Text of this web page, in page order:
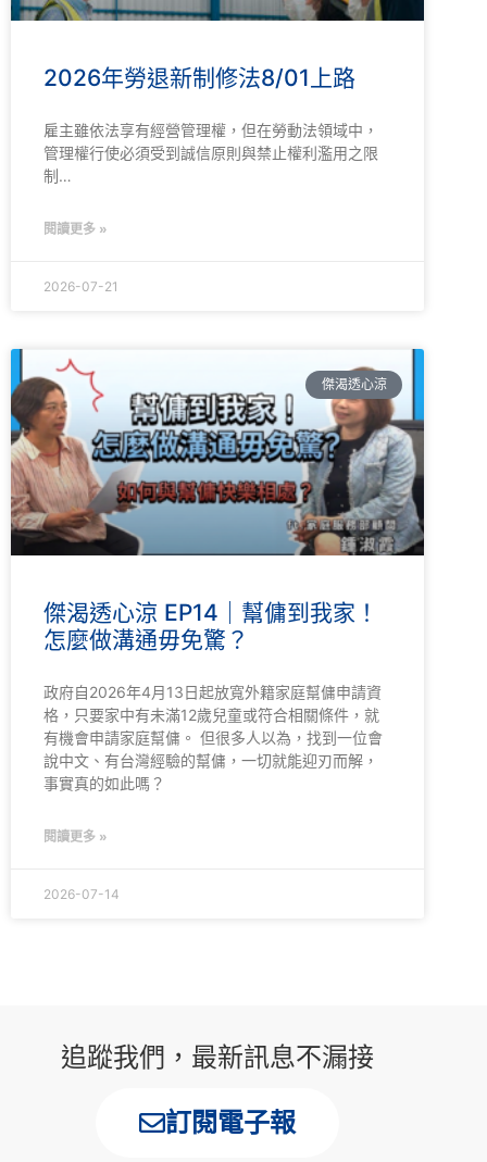
2026年勞退新制修法8/01上路
雇主雖依法享有經營管理權，但在勞動法領域中，
管理權行使必須受到誠信原則與禁止權利濫用之限
制…
閱讀更多 »
2026-07-21
傑渴透心涼
傑渴透心涼 EP14｜幫傭到我家！
怎麼做溝通毋免驚？
政府自2026年4月13日起放寬外籍家庭幫傭申請資
格，只要家中有未滿12歲兒童或符合相關條件，就
有機會申請家庭幫傭。 但很多人以為，找到一位會
說中文、有台灣經驗的幫傭，一切就能迎刃而解，
事實真的如此嗎？
閱讀更多 »
2026-07-14
追蹤我們，最新訊息不漏接
訂閱電子報